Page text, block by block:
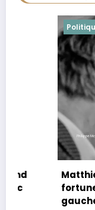
Matthieu
fortune du
gauche ?